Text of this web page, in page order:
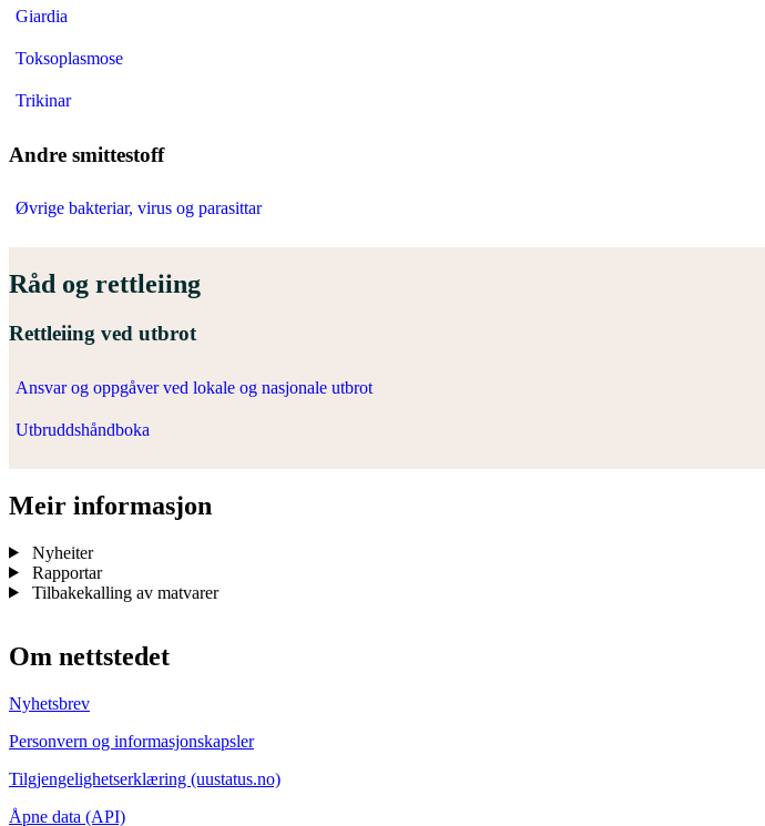
Giardia
Toksoplasmose
Trikinar
Andre smittestoff
Øvrige bakteriar, virus og parasittar
Råd og rettleiing
Rettleiing ved utbrot
Ansvar og oppgåver ved lokale og nasjonale utbrot
Utbruddshåndboka
Meir informasjon
Nyheiter
Rapportar
Tilbakekalling av matvarer
Om nettstedet
Nyhetsbrev
Personvern og informasjonskapsler
Tilgjengelighetserklæring (uustatus.no)
Åpne data (API)